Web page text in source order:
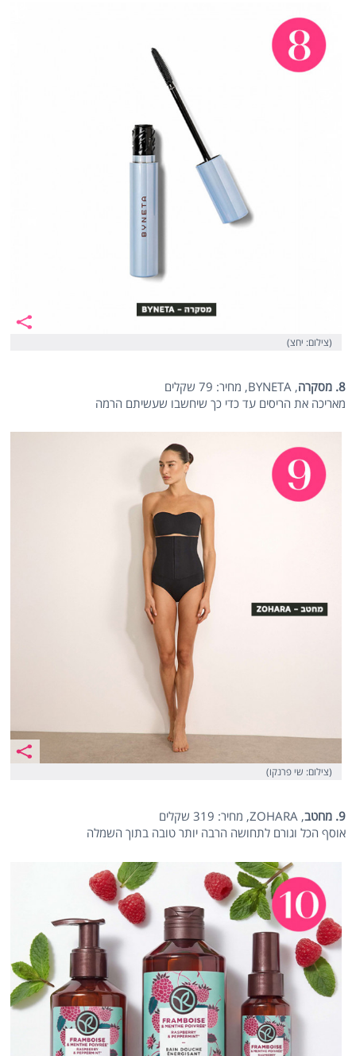
(צילום: יחצ)
8. מסקרה
, BYNETA, מחיר: 79 שקלים
מאריכה את הריסים עד כדי כך שיחשבו שעשיתם הרמה
(צילום: שי פרנקו)
9. מחטב
, ZOHARA, מחיר: 319 שקלים
אוסף הכל וגורם לתחושה הרבה יותר טובה בתוך השמלה